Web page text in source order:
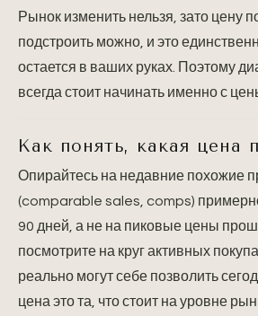
Рынок изменить нельзя, зато цену
подстроить можно, и это
остается в ваших руках. Поэтому
всегда стоит начинать именно с
Как понять, какая цена
Опирайтесь на недавние похожие
(comparable sales, comps)
90 дней, а не на пиковые цены
посмотрите на круг активных
реально могут себе позволить
цена это та, что стоит на уровне